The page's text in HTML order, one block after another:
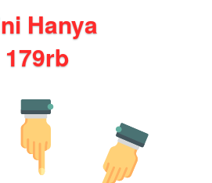
Hanya
179rb